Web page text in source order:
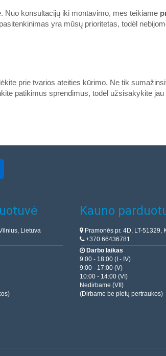
Pridėti
0.20€
M8 x 35
sujungimas su spaustuku..
Parduotuvėje
Parduotuvėje
Centriniame
Pridėti
Nuo konsultacijų iki montavimo, mes teikiame
yra mūsų prioritetas, todėl
prie tvarios ateities kūrimo. Ne tik
patikimus sprendimus, todėl užsisakykite jau
Lietuva
Kauno
Pramonės pr. 4D, LT-51329,
+370 66436781
Darbo laikas
9:00 - 18:00 (I - IV)
9:00 - 17:00 (V)
10:00 - 14:00 (VI)
Nedirbame (VII)
(Dirbame be pietų pertraukos)